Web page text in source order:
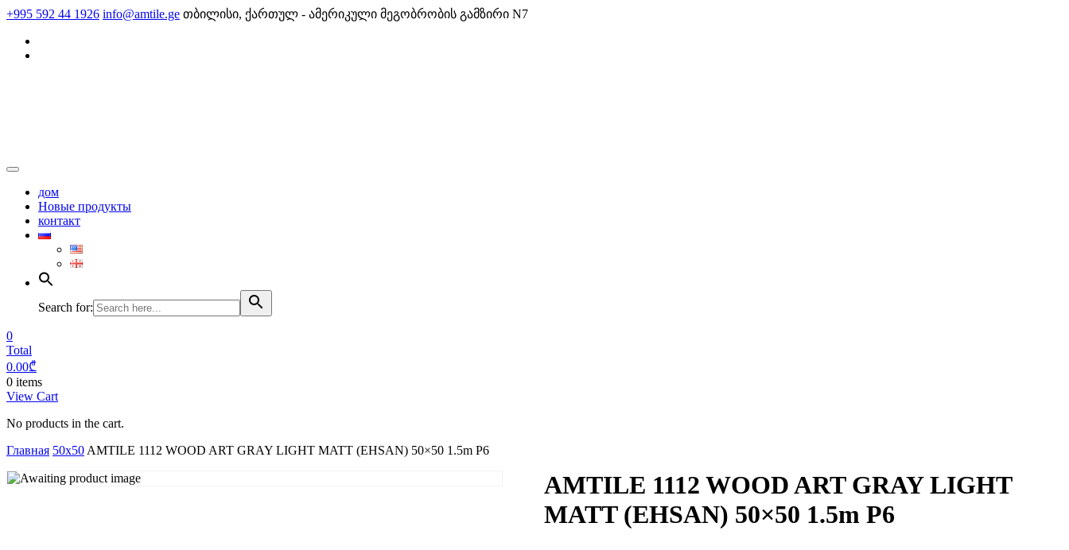
Skip
content
+995 592 44 1926 info@amtile.ge თბილისი, ქართულ - ამერიკული მეგობრობის გამზირი N7
дом
Новые продукты
контакт
Search for:
0
Total
0.00₾
0 items
View Cart
No products in the cart.
Главная 50x50 AMTILE 1112 WOOD ART GRAY LIGHT MATT (EHSAN) 50×50 1.5m P6
AMTILE 1112 WOOD ART GRAY LIGHT
MATT (EHSAN) 50×50 1.5m P6